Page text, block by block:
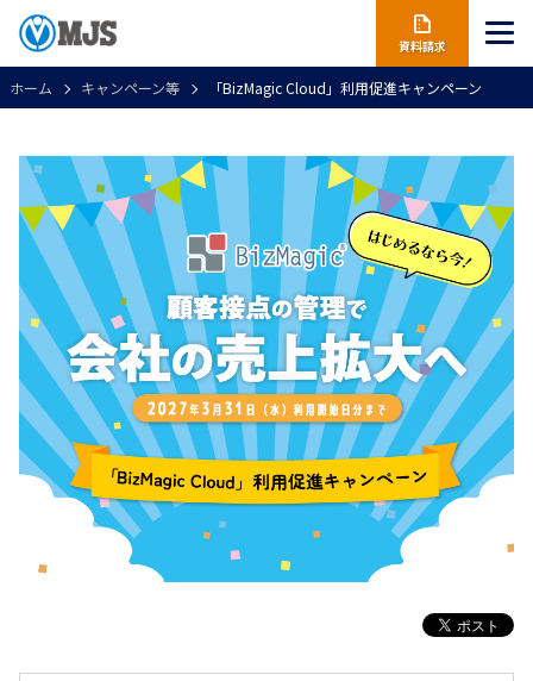
資料請求
ホーム キャンペーン等 「BizMagic Cloud」利用促進キャンペーン